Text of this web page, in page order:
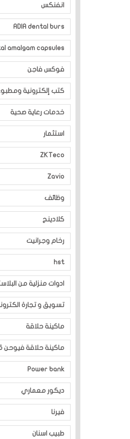
انفنكس
ADIA dental burs
amalgam capsules
فوكس فاجن
كتب إلكترونية
خدمات رعاية صحية
استثمار
ZKTeco
Zavio
وظائف
كلادينج
رخام وجرانيت
hst
ادوات منزلية من
تسويق و تجارة
ماكينة حلاقة
ماكينة حلاقة فيوحن 5
Power bank
ديكور معماري
فيرنا
طبيب اسنان